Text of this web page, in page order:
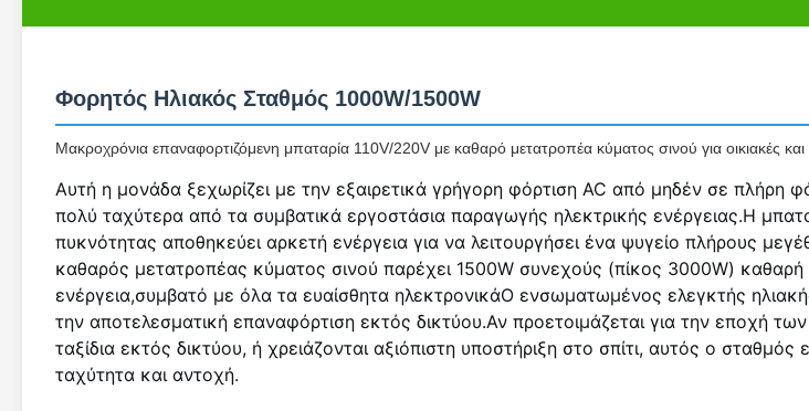
Φορητός Ηλιακός Σταθμός 1000W/1500W
Μακροχρόνια επαναφορτιζόμενη μπαταρία 110V/220V με καθαρό μετατροπέα κύματος σινού για οικιακές και
Αυτή η μονάδα ξεχωρίζει με την εξαιρετικά γρήγορη φόρτιση AC από μηδέν σε πλήρη
πολύ ταχύτερα από τα συμβατικά εργοστάσια παραγωγής ηλεκτρικής ενέργειας.Η
πυκνότητας αποθηκεύει αρκετή ενέργεια για να λειτουργήσει ένα ψυγείο πλήρους
καθαρός μετατροπέας κύματος σινού παρέχει 1500W συνεχούς (πίκος 3000W) καθαρή
ενέργεια,συμβατό με όλα τα ευαίσθητα ηλεκτρονικάΟ ενσωματωμένος ελεγκτής
την αποτελεσματική επαναφόρτιση εκτός δικτύου.Αν προετοιμάζεται για την εποχή
ταξίδια εκτός δικτύου, ή χρειάζονται αξιόπιστη υποστήριξη στο σπίτι, αυτός ο σταθμός
ταχύτητα και αντοχή.